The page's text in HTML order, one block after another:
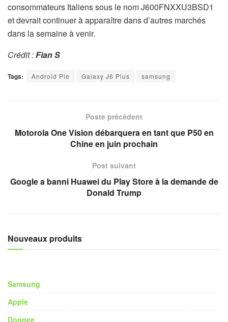
consommateurs Italiens sous le nom J600FNXXU3BSD1
et devrait continuer à apparaître dans d’autres marchés
dans la semaine à venir.
Crédit :Fian S
Tags: Android Pie Galaxy J6 Plus samsung
Poste précédent
Motorola One Vision débarquera en tant que P50 en
Chine en juin prochain
Post suivant
Google a banni Huawei du Play Store à la demande de
Donald Trump
Nouveaux produits
Samsung
Apple
Doogee